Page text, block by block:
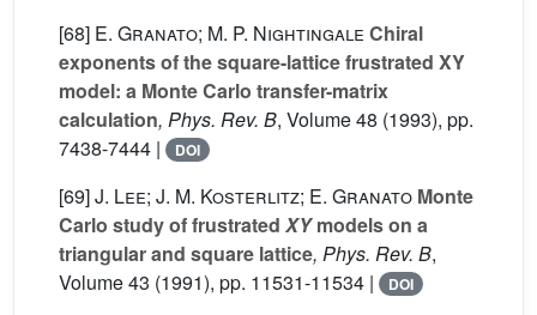
[68] E. Granato; M. P. Nightingale Chiral
exponents of the square-lattice frustrated XY
model: a Monte Carlo transfer-matrix
calculation, Phys. Rev. B, Volume 48 (1993), pp.
7438-7444 |
DOI
[69]J. Lee; J. M. Kosterlitz; E. Granato Monte
Carlo study of frustrated XYmodels on a
triangular and square lattice, Phys. Rev. B,
Volume 43 (1991), pp. 11531-11534 | DOI